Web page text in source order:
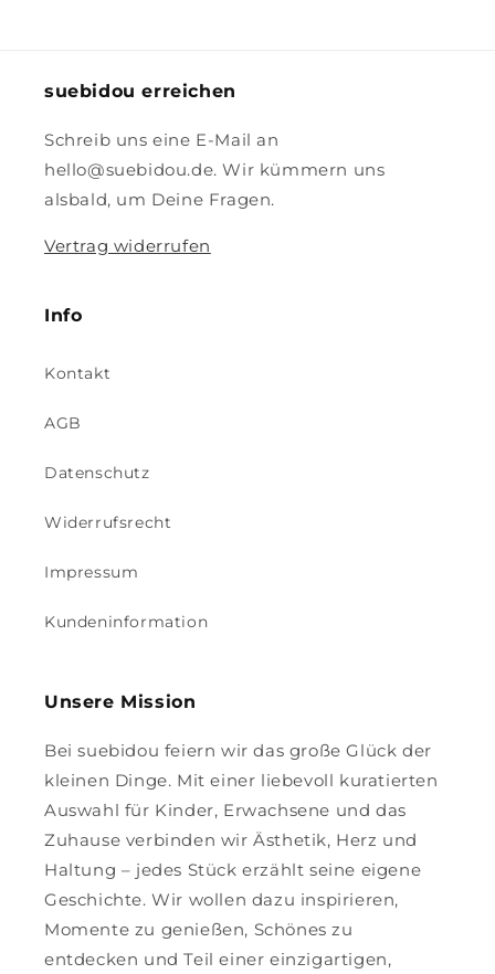
suebidou erreichen
Schreib uns eine E-Mail an
hello@suebidou.de. Wir kümmern uns
alsbald, um Deine Fragen.
Vertrag widerrufen
Info
Kontakt
AGB
Datenschutz
Widerrufsrecht
Impressum
Kundeninformation
Unsere Mission
Bei suebidou feiern wir das große Glück der
kleinen Dinge. Mit einer liebevoll kuratierten
Auswahl für Kinder, Erwachsene und das
Zuhause verbinden wir Ästhetik, Herz und
Haltung – jedes Stück erzählt seine eigene
Geschichte. Wir wollen dazu inspirieren,
Momente zu genießen, Schönes zu
entdecken und Teil einer einzigartigen,